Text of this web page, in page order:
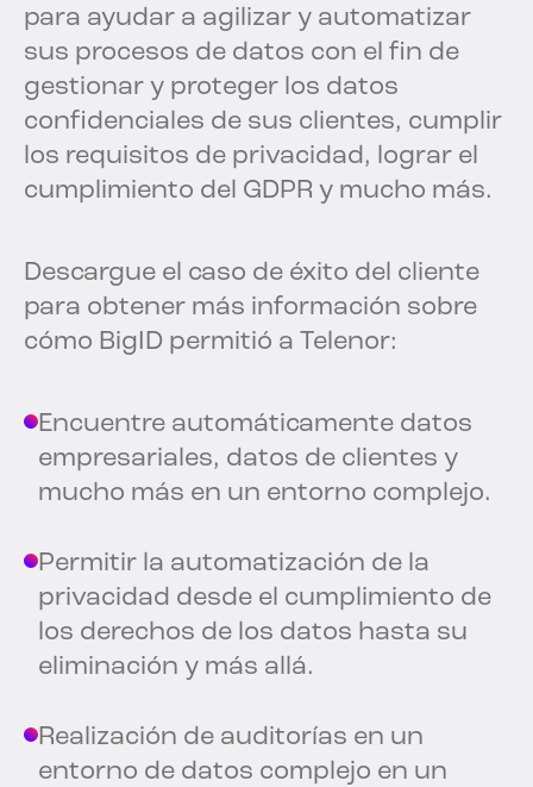
para ayudar a agilizar y automatizar
sus procesos de datos con el fin de
gestionar y proteger los datos
confidenciales de sus clientes, cumplir
los requisitos de privacidad, lograr el
cumplimiento del GDPR y mucho más.
Descargue el caso de éxito del cliente
para obtener más información sobre
cómo BigID permitió a Telenor:
Encuentre automáticamente datos
empresariales, datos de clientes y
mucho más en un entorno complejo.
Permitir la automatización de la
privacidad desde el cumplimiento de
los derechos de los datos hasta su
eliminación y más allá.
Realización de auditorías en un
entorno de datos complejo en un